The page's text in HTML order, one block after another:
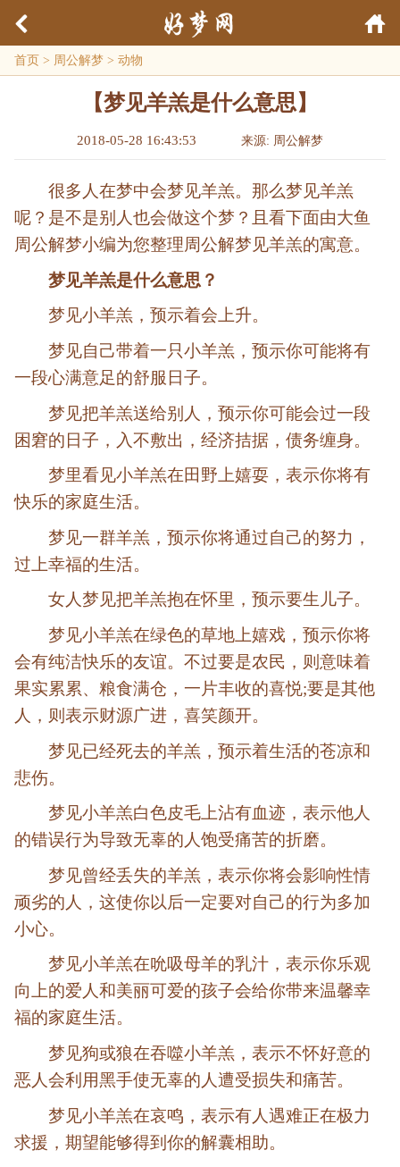
首页 > 周公解梦 > 动物
【梦见羊羔是什么意思】
2018-05-28 16:43:53 来源: 周公解梦
很多人在梦中会梦见羊羔。那么梦见羊羔
呢？是不是别人也会做这个梦？且看下面由大鱼
周公解梦小编为您整理周公解梦见羊羔的寓意。
梦见羊羔是什么意思？
梦见小羊羔，预示着会上升。
梦见自己带着一只小羊羔，预示你可能将有
一段心满意足的舒服日子。
梦见把羊羔送给别人，预示你可能会过一段
困窘的日子，入不敷出，经济拮据，债务缠身。
梦里看见小羊羔在田野上嬉耍，表示你将有
快乐的家庭生活。
梦见一群羊羔，预示你将通过自己的努力，
过上幸福的生活。
女人梦见把羊羔抱在怀里，预示要生儿子。
梦见小羊羔在绿色的草地上嬉戏，预示你将
会有纯洁快乐的友谊。不过要是农民，则意味着
果实累累、粮食满仓，一片丰收的喜悦;要是其他
人，则表示财源广进，喜笑颜开。
梦见已经死去的羊羔，预示着生活的苍凉和
悲伤。
梦见小羊羔白色皮毛上沾有血迹，表示他人
的错误行为导致无辜的人饱受痛苦的折磨。
梦见曾经丢失的羊羔，表示你将会影响性情
顽劣的人，这使你以后一定要对自己的行为多加
小心。
梦见小羊羔在吮吸母羊的乳汁，表示你乐观
向上的爱人和美丽可爱的孩子会给你带来温馨幸
福的家庭生活。
梦见狗或狼在吞噬小羊羔，表示不怀好意的
恶人会利用黑手使无辜的人遭受损失和痛苦。
梦见小羊羔在哀鸣，表示有人遇难正在极力
求援，期望能够得到你的解囊相助。